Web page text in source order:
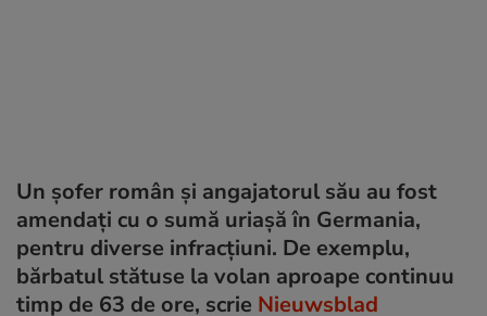
Un șofer român și angajatorul său au fost
amendați cu o sumă uriașă în Germania,
pentru diverse infracțiuni. De exemplu,
bărbatul stătuse la volan aproape continuu
timp de 63 de ore, scrie Nieuwsblad